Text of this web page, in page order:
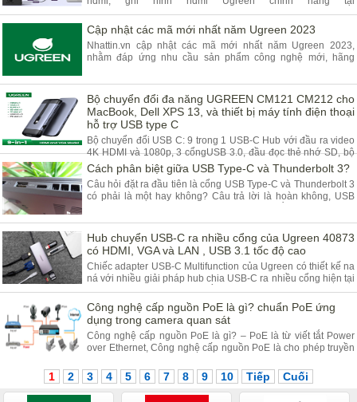
Ugreenvietnam.com.vn phân phối toàn quốc, giá rẻ nhất, chất
lượng tốt nhất
Cập nhật các mã mới nhất năm Ugreen 2023
Nhattin.vn cập nhật các mã mới nhất năm Ugreen 2023,
nhằm đáp ứng nhu cầu sản phẩm công nghệ mới, hãng
kiện cho thị trường toàn cầu, củ sạc Ugreen, cáp sạc nhanh
Ugreen, bộ chuyển đổi Type -C cho máy tính và điện thoại...
Bộ chuyển đổi đa năng UGREEN CM121 CM212 cho
MacBook, Dell XPS 13, và thiết bị máy tính điện thoại
hỗ trợ USB type C
Bộ chuyển đổi USB C: 9 trong 1 USB-C Hub với đầu ra video
4K HDMI và 1080p, 3 cổngUSB 3.0, đầu đọc thẻ nhớ SD, bộ
chuyển đổi Ethernet TF 1000 Mbps và 1 cổng sạc USB Type-
C PD, mở rộng khả năng kết nối của Macbook của bạn một
cách đáng kinh ngạc.
Cách phân biệt giữa USB Type-C và Thunderbolt 3?
Câu hỏi đặt ra đầu tiên là cổng USB Type-C và Thunderbolt 3
có phải là một hay không? Câu trả lời là hoàn không, USB
Thunderbolt 3 lại là giao thức kết nối sử dụng chính USB
Type-C để truyền tải dữ liệu.
Hub chuyển USB-C ra nhiều cổng của Ugreen 40873
có HDMI, VGA và LAN , USB 3.1 tốc độ cao
Chiếc adapter USB-C Multifunction của Ugreen có thiết kế na
ná với nhiều giải pháp hub chia USB-C ra nhiều cổng hiện tại
với vỏ nhôm, phần khung bằng nhựa dày và có dây USB-C
gắn ngoài. Thiết kế này theo đánh giá của mình tiện dụng
hơn so với cổng USB-C gắn chết trên adapter bởi có thể dùng
với nhiều loại máy chứ không chỉ riêng MacBook
Công nghệ cấp nguồn PoE là gì? chuẩn PoE ứng
dụng trong camera quan sát
Công nghệ cấp nguồn PoE là gì? – PoE là từ viết tắt Power
over Ethernet, Công nghệ cấp nguồn PoE là cho phép truyền
1 2 3 4 5 6 7 8 9 10 Tiếp Cuối